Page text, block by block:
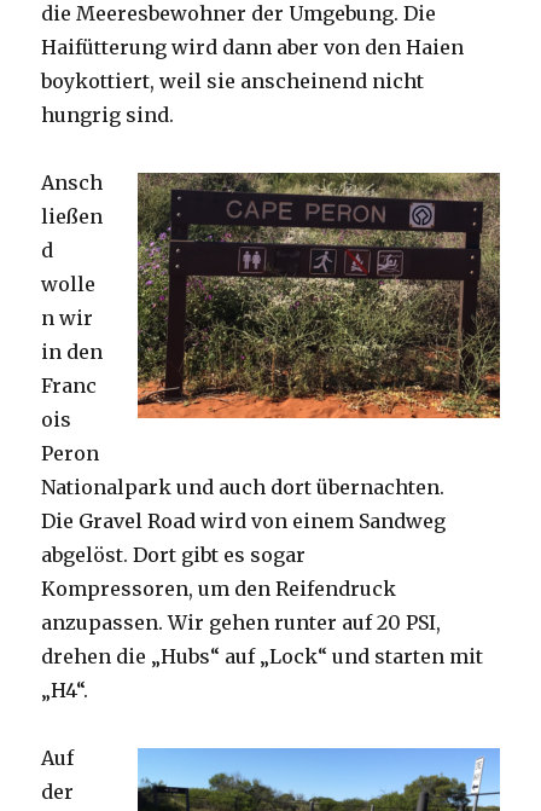
die Meeresbewohner der Umgebung. Die
Haifütterung wird dann aber von den Haien
boykottiert, weil sie anscheinend nicht
hungrig sind.
Ansch
ließen
d
wolle
n wir
in den
Franc
ois
Peron
Nationalpark und auch dort übernachten.
Die Gravel Road wird von einem Sandweg
abgelöst. Dort gibt es sogar
Kompressoren, um den Reifendruck
anzupassen. Wir gehen runter auf 20 PSI,
drehen die „Hubs“ auf „Lock“ und starten mit
„H4“.
Auf
der